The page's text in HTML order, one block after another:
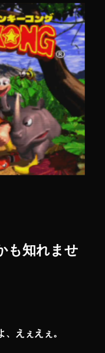
も知れませ
えぇえぇ。